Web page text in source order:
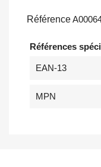
Référence
Références
EAN-13
MPN